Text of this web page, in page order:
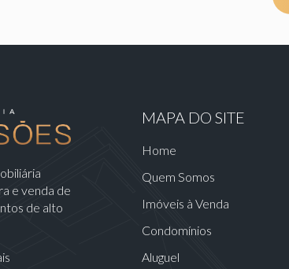
e venda de
de alto
MAPA DO SITE
Home
Quem Somos
Imóveis à Venda
Condomínios
Aluguel